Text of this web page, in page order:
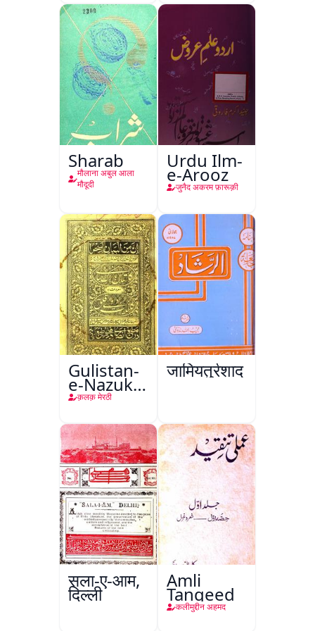
Sharab
मौलाना अबुल आला
मौदूदी
Urdu Ilm-
e-Arooz
जुनैद अकरम फ़ारूक़ी
Gulistan-
e-Nazuk
Khayal
क़लक़ मेरठी
जामियतुर्रशाद
सला-ए-आम,
दिल्ली
Amli
Tanqeed
कलीमुद्दीन अहमद